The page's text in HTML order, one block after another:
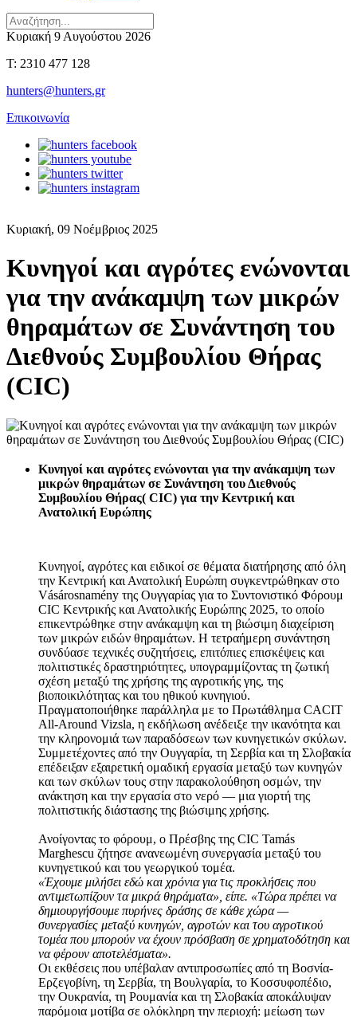
Κυριακή 9 Αυγούστου 2026
T: 2310 477 128
hunters@hunters.gr
Επικοινωνία
Κυριακή, 09 Νοέμβριος 2025
Κυνηγοί και αγρότες ενώνονται
για την ανάκαμψη των μικρών
θηραμάτων σε Συνάντηση του
Διεθνούς Συμβουλίου Θήρας
(CIC)
Κυνηγοί και αγρότες ενώνονται για την ανάκαμψη των
μικρών θηραμάτων σε Συνάντηση του Διεθνούς
Συμβουλίου Θήρας( CIC) για την Κεντρική και
Ανατολική Ευρώπης
Κυνηγοί, αγρότες και ειδικοί σε θέματα διατήρησης από όλη
την Κεντρική και Ανατολική Ευρώπη συγκεντρώθηκαν στο
Vásárosnamény της Ουγγαρίας για το Συντονιστικό Φόρουμ
CIC Κεντρικής και Ανατολικής Ευρώπης 2025, το οποίο
επικεντρώθηκε στην ανάκαμψη και τη βιώσιμη διαχείριση
των μικρών ειδών θηραμάτων. Η τετραήμερη συνάντηση
συνδύασε τεχνικές συζητήσεις, επιτόπιες επισκέψεις και
πολιτιστικές δραστηριότητες, υπογραμμίζοντας τη ζωτική
σχέση μεταξύ της χρήσης της αγροτικής γης, της
βιοποικιλότητας και του ηθικού κυνηγιού.
Πραγματοποιήθηκε παράλληλα με το Πρωτάθλημα CACIT
All-Around Vizsla, η εκδήλωση ανέδειξε την ικανότητα και
την κληρονομιά των παραδόσεων των κυνηγετικών σκύλων.
Συμμετέχοντες από την Ουγγαρία, τη Σερβία και τη Σλοβακία
επέδειξαν εξαιρετική ομαδική εργασία μεταξύ των κυνηγών
και των σκύλων τους στην παρακολούθηση οσμών, την
ανάκτηση και την εργασία στο νερό — μια γιορτή της
πολιτιστικής διάστασης της βιώσιμης χρήσης.
Ανοίγοντας το φόρουμ, ο Πρέσβης της CIC Tamás
Marghescu ζήτησε ανανεωμένη συνεργασία μεταξύ του
κυνηγετικού και του γεωργικού τομέα.
«Έχουμε μιλήσει εδώ και χρόνια για τις προκλήσεις που
αντιμετωπίζουν τα μικρά θηράματα», είπε. «Τώρα πρέπει να
δημιουργήσουμε πυρήνες δράσης σε κάθε χώρα —
συνεργασίες μεταξύ κυνηγών, αγροτών και του αγροτικού
τομέα που μπορούν να έχουν πρόσβαση σε χρηματοδότηση και
να φέρουν αποτελέσματα».
Οι εκθέσεις που υπέβαλαν αντιπροσωπίες από τη Βοσνία-
Ερζεγοβίνη, τη Σερβία, τη Βουλγαρία, το Κοσσυφοπέδιο,
την Ουκρανία, τη Ρουμανία και τη Σλοβακία αποκάλυψαν
παρόμοια μοτίβα σε ολόκληρη την περιοχή: μείωση των